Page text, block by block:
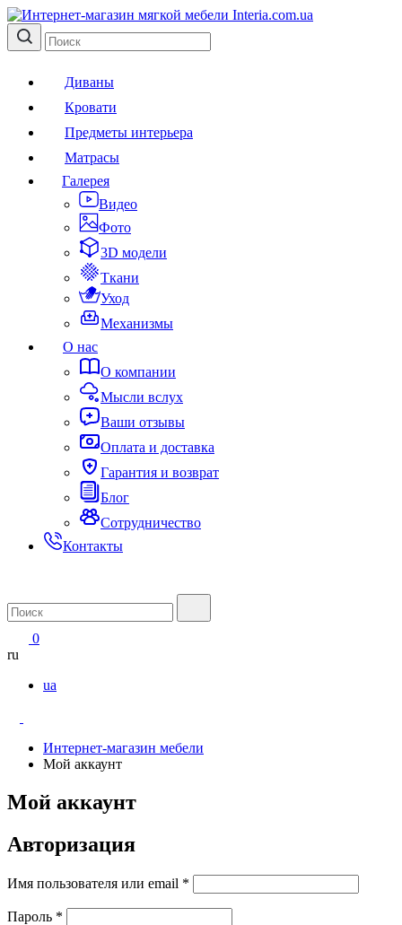
Диваны
Кровати
Предметы интерьера
Матрасы
Галерея
Видео
Фото
3D модели
Ткани
Уход
Механизмы
О нас
О компании
Мысли вслух
Ваши отзывы
Оплата и доставка
Гарантия и возврат
Блог
Сотрудничество
Контакты
0
ru
ua
Интернет-магазин мебели
Мой аккаунт
Мой аккаунт
Авторизация
Имя пользователя или email *
Пароль *